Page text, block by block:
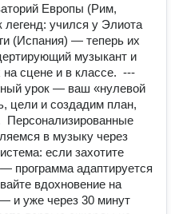
Европы (Рим,
учился у Элиота
(Испания) — теперь их
музыкант и
на сцене и в классе. ---
урок — ваш «нулевой
цели и создадим план,
Персонализированные
в музыку через
если захотите
программа адаптируется
вдохновение на
и уже через 30 минут